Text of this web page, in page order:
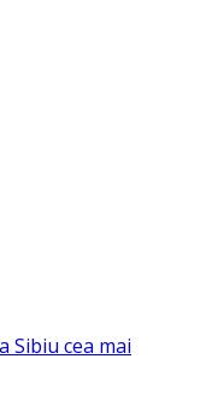
Sibiu cea mai